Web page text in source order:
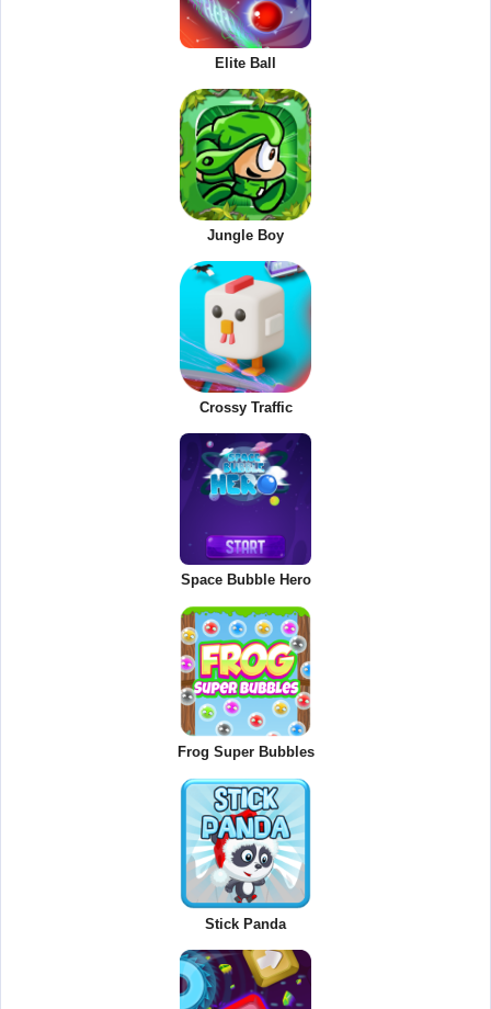
Elite Ball
Jungle Boy
Crossy Traffic
Space Bubble Hero
Frog Super Bubbles
Stick Panda